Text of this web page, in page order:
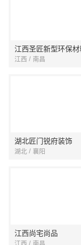
江西 / 南昌
湖北匠门锐府装饰
湖北 / 襄阳
江西尚宅尚品
江西 / 南昌